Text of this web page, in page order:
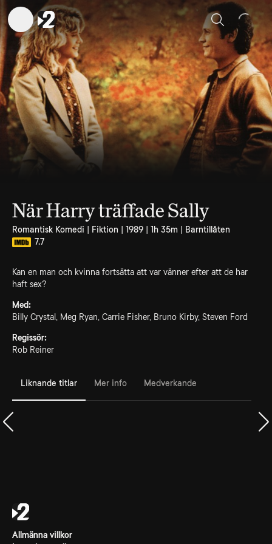
Sök
När Harry träffade Sally
Romantisk Komedi | Fiktion | 1989 | 1h 35m | Barntillåten
7.7
Kan en man och kvinna fortsätta att var vänner efter att de har
haft sex?
Med:
Billy Crystal, Meg Ryan, Carrie Fisher, Bruno Kirby, Steven Ford
Regissör:
Rob Reiner
Liknande titlar Mer info Medverkande
Allmänna villkor